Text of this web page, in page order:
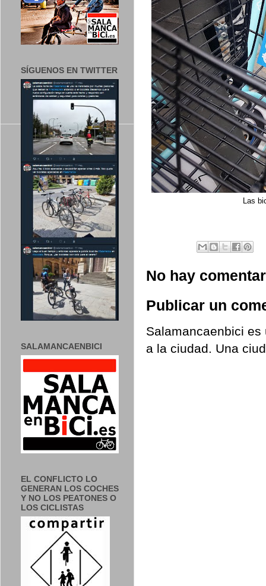
Las
No hay
Publicar un
Salamancaenbici
a la ciudad. Una
SÍGUENOS EN TWITTER
SALAMANCAENBICI
EL CONFLICTO LO
GENERAN LOS COCHES
Y NO LOS PEATONES O
LOS CICLISTAS